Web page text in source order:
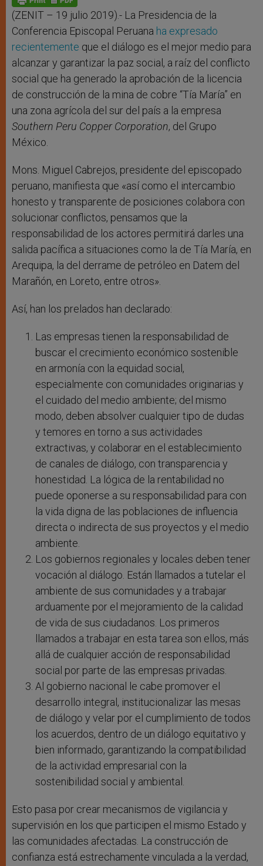
p e k
(ZENIT – 19 julio 2019).- La Presidencia de la
Conferencia Episcopal Peruana ha expresado
recientemente que el diálogo es el mejor medio para
alcanzar y garantizar la paz social, a raíz del conflicto
social que ha generado la aprobación de la licencia
de construcción de la mina de cobre “Tía María” en
una zona agrícola del sur del país a la empresa
Southern Peru Copper Corporation, del Grupo
México.
Mons. Miguel Cabrejos, presidente del episcopado
peruano, manifiesta que «así como el intercambio
honesto y transparente de posiciones colabora con
solucionar conflictos, pensamos que la
responsabilidad de los actores permitirá darles una
salida pacífica a situaciones como la de Tía María, en
Arequipa, la del derrame de petróleo en Datem del
Marañón, en Loreto, entre otros».
Así, han los prelados han declarado:
Las empresas tienen la responsabilidad de
buscar el crecimiento económico sostenible
en armonía con la equidad social,
especialmente con comunidades originarias y
el cuidado del medio ambiente; del mismo
modo, deben absolver cualquier tipo de dudas
y temores en torno a sus actividades
extractivas, y colaborar en el establecimiento
de canales de diálogo, con transparencia y
honestidad. La lógica de la rentabilidad no
puede oponerse a su responsabilidad para con
la vida digna de las poblaciones de influencia
directa o indirecta de sus proyectos y el medio
ambiente.
Los gobiernos regionales y locales deben tener
vocación al diálogo. Están llamados a tutelar el
ambiente de sus comunidades y a trabajar
arduamente por el mejoramiento de la calidad
de vida de sus ciudadanos. Los primeros
llamados a trabajar en esta tarea son ellos, más
allá de cualquier acción de responsabilidad
social por parte de las empresas privadas.
Al gobierno nacional le cabe promover el
desarrollo integral, institucionalizar las mesas
de diálogo y velar por el cumplimiento de todos
los acuerdos, dentro de un diálogo equitativo y
bien informado, garantizando la compatibilidad
de la actividad empresarial con la
sostenibilidad social y ambiental.
Esto pasa por crear mecanismos de vigilancia y
supervisión en los que participen el mismo Estado y
las comunidades afectadas. La construcción de
confianza está estrechamente vinculada a la verdad,